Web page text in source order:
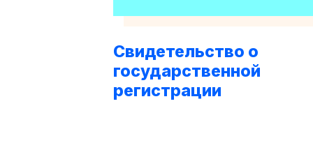
Свидетельство о
государственной
регистрации